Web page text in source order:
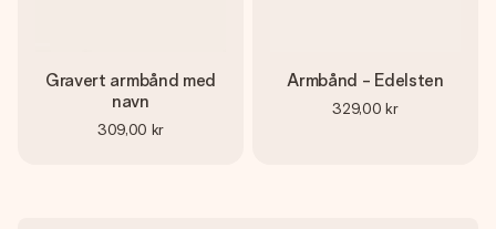
Gravert armbånd med
navn
309,00 kr
Armbånd - Edelsten
329,00 kr